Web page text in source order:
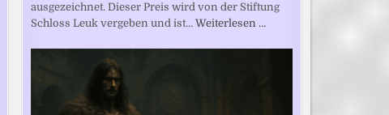
ausgezeichnet. Dieser Preis wird von der Stiftung
Schloss Leuk vergeben und ist… Weiterlesen …